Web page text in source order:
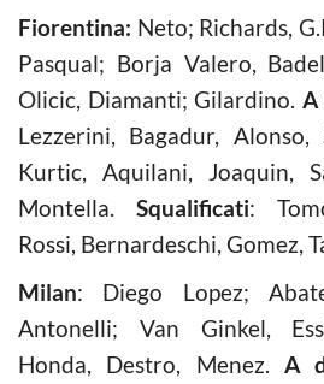
Fiorentina: Neto; Richards,
Pasqual; Borja Valero,
Olicic, Diamanti; Gilardino. A
Lezzerini, Bagadur, Alonso,
Kurtic, Aquilani, Joaquin,
Montella. Squalificati:
Rossi, Bernardeschi, Gomez,
Milan: Diego Lopez;
Antonelli; Van Ginkel,
Honda, Destro, Menez. A